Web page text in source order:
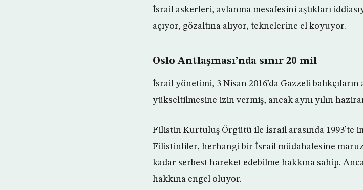
İsrail askerleri, avlanma mesafesini aştıkları
açıyor, gözaltına alıyor, teknelerine el koyuyor.
Oslo Antlaşması’nda sınır 20 mil
İsrail yönetimi, 3 Nisan 2016’da Gazzeli
yükseltilmesine izin vermiş, ancak aynı yılın
Filistin Kurtuluş Örgütü ile İsrail arasında 1993’te
Filistinliler, herhangi bir İsrail müdahalesine maruz
kadar serbest hareket edebilme hakkına sahip.
hakkına engel oluyor.